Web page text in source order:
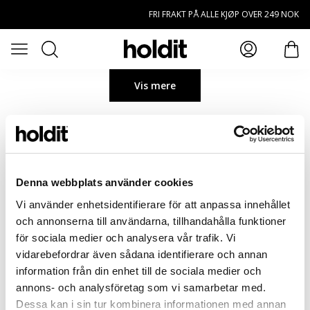
Denna webbplats använder cookies
Vi använder enhetsidentifierare för att anpassa innehållet
och annonserna till användarna, tillhandahålla funktioner
för sociala medier och analysera vår trafik. Vi
vidarebefordrar även sådana identifierare och annan
information från din enhet till de sociala medier och
annons- och analysföretag som vi samarbetar med.
Dessa kan i sin tur kombinera informationen med annan
FRI FRAKT PÅ ALLE KJØP OVER 249 NOK
Åpne meny
Søk
Vis mere